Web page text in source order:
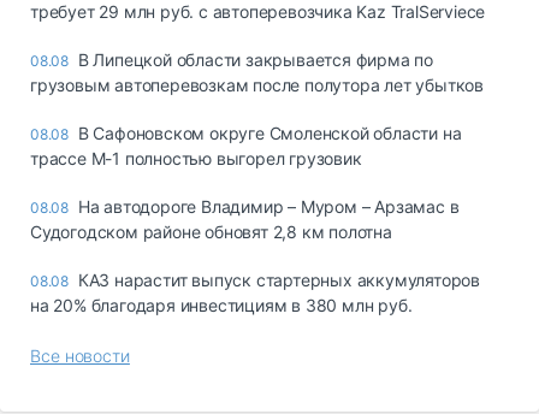
требует 29 млн руб. с автоперевозчика Kaz TralServiece
08.08 В Липецкой области закрывается фирма по
грузовым автоперевозкам после полутора лет убытков
08.08 В Сафоновском округе Смоленской области на
трассе М-1 полностью выгорел грузовик
08.08 На автодороге Владимир – Муром – Арзамас в
Судогодском районе обновят 2,8 км полотна
08.08 КАЗ нарастит выпуск стартерных аккумуляторов
на 20% благодаря инвестициям в 380 млн руб.
Все новости